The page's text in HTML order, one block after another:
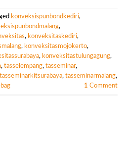
konveksispunbondkediri,
,
, konveksitaskediri,
, konveksitasmojokerto,
, konveksitastulungagung,
, tasselempang, tasseminar,
tasseminarkitsurabaya, tasseminarmalang,
1 Comment